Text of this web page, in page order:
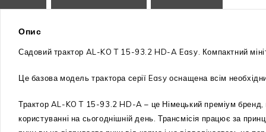
Опис
Садовий трактор AL-KO T 15-93.2 HD-A Easy. Компактний
Це базова модель трактора серії Easy оснащена всім
Трактор AL-KO T 15-93.2 HD-A – це Німецький преміум бренд,
користуванні на сьогоднішній день. Трансмісія працює за